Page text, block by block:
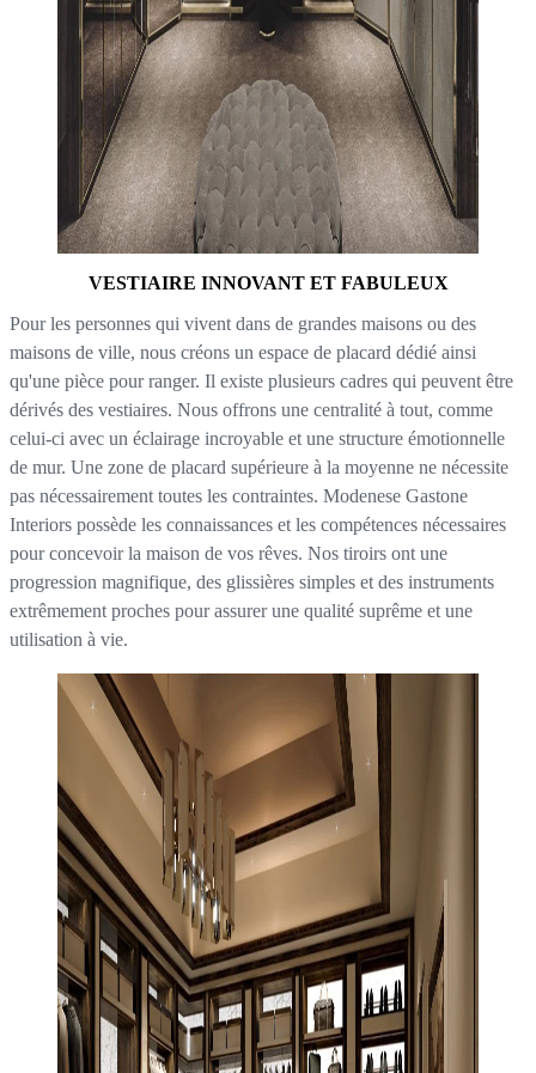
VESTIAIRE INNOVANT ET FABULEUX
Pour les personnes qui vivent dans de grandes maisons ou des
maisons de ville, nous créons un espace de placard dédié ainsi
qu'une pièce pour ranger. Il existe plusieurs cadres qui peuvent être
dérivés des vestiaires. Nous offrons une centralité à tout, comme
celui-ci avec un éclairage incroyable et une structure émotionnelle
de mur. Une zone de placard supérieure à la moyenne ne nécessite
pas nécessairement toutes les contraintes. Modenese Gastone
Interiors possède les connaissances et les compétences nécessaires
pour concevoir la maison de vos rêves. Nos tiroirs ont une
progression magnifique, des glissières simples et des instruments
extrêmement proches pour assurer une qualité suprême et une
utilisation à vie.